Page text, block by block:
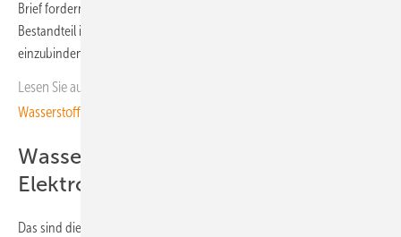
Brief fordern die Geschäftsführer, die Wasserstoffmobilität als festen
Bestandteil in der europäischen Strategie für Verkehr und Industrie
einzubinden.
Lesen Sie auch:
Wasserstoffhochlauf erkennen muss
Wasserstoffmobilität ergänzt
Elektromobilität
Das sind die zentralen Punkte des Briefs: